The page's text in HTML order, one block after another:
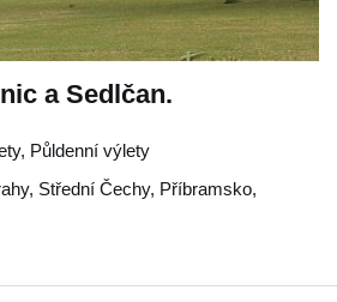
a Sedlčan.
Půldenní výlety
, Střední Čechy, Příbramsko,